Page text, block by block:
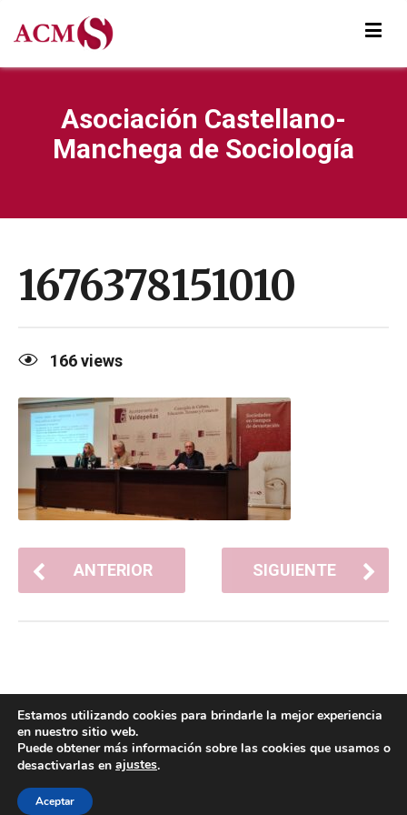
Asociación Castellano-
Manchega de Sociología
1676378151010
166views
ANTERIOR SIGUIENTE
POLÍTICA DE COOKIES POLÍTICA DE PRIVACIDAD
© 2026 ACMS.
Estamos utilizando cookies para brindarle la mejor experiencia
en nuestro sitio web.
Puede obtener más información sobre las cookies que usamos o
desactivarlas en ajustes.
Aceptar